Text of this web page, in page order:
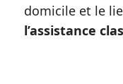
domicile et le
l’assistance